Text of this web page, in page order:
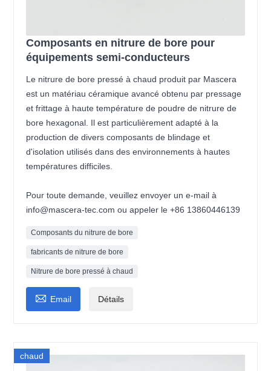
Composants en nitrure de bore pour
équipements semi-conducteurs
Le nitrure de bore pressé à chaud produit par Mascera
est un matériau céramique avancé obtenu par pressage
et frittage à haute température de poudre de nitrure de
bore hexagonal. Il est particulièrement adapté à la
production de divers composants de blindage et
d'isolation utilisés dans des environnements à hautes
températures difficiles.
Pour toute demande, veuillez envoyer un e-mail à
info@mascera-tec.com ou appeler le +86 13860446139
Composants du nitrure de bore
fabricants de nitrure de bore
Nitrure de bore pressé à chaud
 Email Détails
chaud